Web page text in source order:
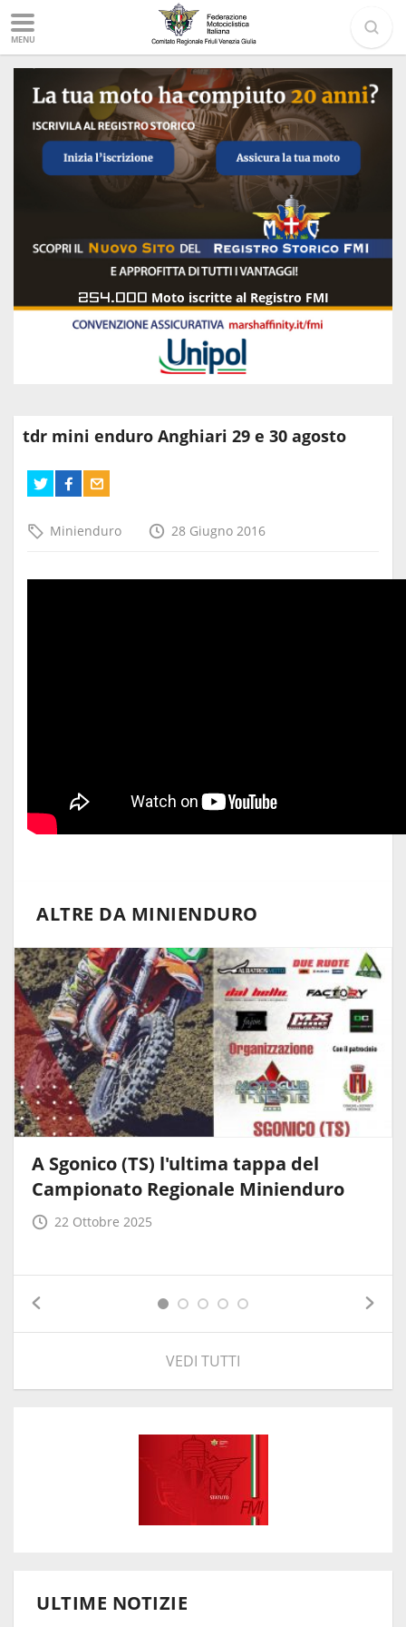
MENU
254.000 Moto iscritte al Registro FMI
tdr mini enduro Anghiari 29 e 30 agosto
Minienduro 28 Giugno 2016
ALTRE DA MINIENDURO
A Sgonico (TS) l'ultima tappa del
Campionato Regionale Minienduro
22 Ottobre 2025
VEDI TUTTI
ULTIME NOTIZIE